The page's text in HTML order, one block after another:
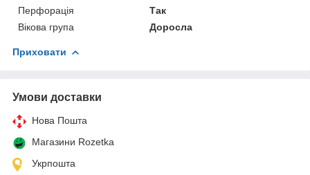
Перфорація
Так
Вікова група
Доросла
Приховати
Умови доставки
Нова Пошта
Магазини Rozetka
Укрпошта